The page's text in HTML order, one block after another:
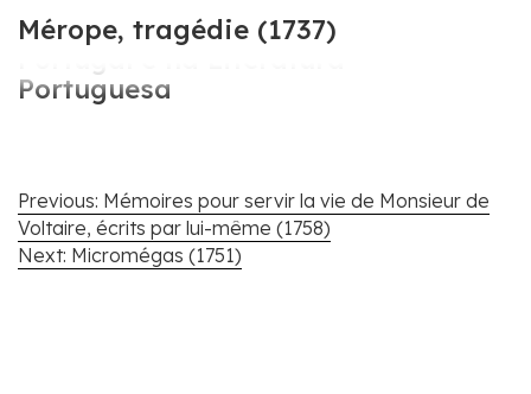
Cartografar Voltaire em
Portuguesa
Mérope, tragédie (1737)
Navegação
de
artigos
Previous: Mémoires pour servir la vie de Monsieur de
Voltaire, écrits par lui-même (1758)
Next: Micromégas (1751)